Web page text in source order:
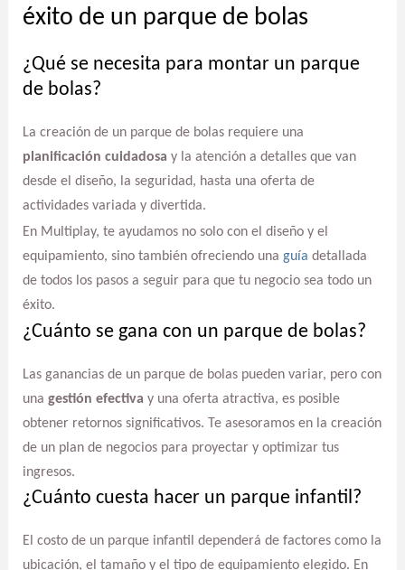
éxito de un parque de bolas
¿Qué se necesita para montar un parque
de bolas?
La creación de un parque de bolas requiere una
planificación cuidadosa y la atención a detalles que van
desde el diseño, la seguridad, hasta una oferta de
actividades variada y divertida.
En Multiplay, te ayudamos no solo con el diseño y el
equipamiento, sino también ofreciendo una guía detallada
de todos los pasos a seguir para que tu negocio sea todo un
éxito.
¿Cuánto se gana con un parque de bolas?
Las ganancias de un parque de bolas pueden variar, pero con
una gestión efectiva y una oferta atractiva, es posible
obtener retornos significativos. Te asesoramos en la creación
de un plan de negocios para proyectar y optimizar tus
ingresos.
¿Cuánto cuesta hacer un parque infantil?
El costo de un parque infantil dependerá de factores como la
ubicación, el tamaño y el tipo de equipamiento elegido. En